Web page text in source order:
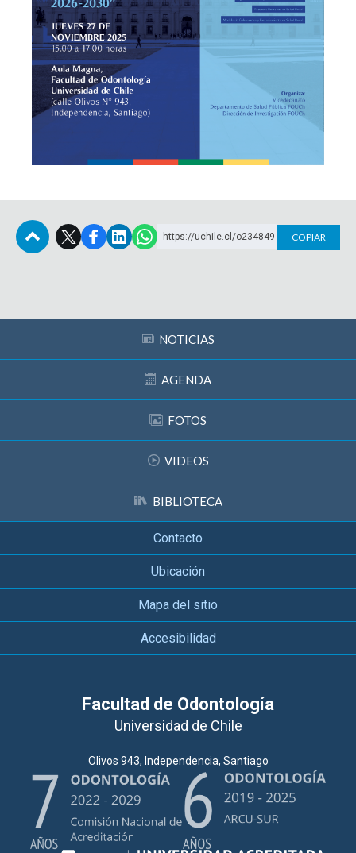
https://uchile.cl/o234849 COPIAR
NOTICIAS
AGENDA
FOTOS
VIDEOS
BIBLIOTECA
Contacto
Ubicación
Mapa del sitio
Accesibilidad
Facultad de Odontología
Universidad de Chile
Olivos 943, Independencia, Santiago